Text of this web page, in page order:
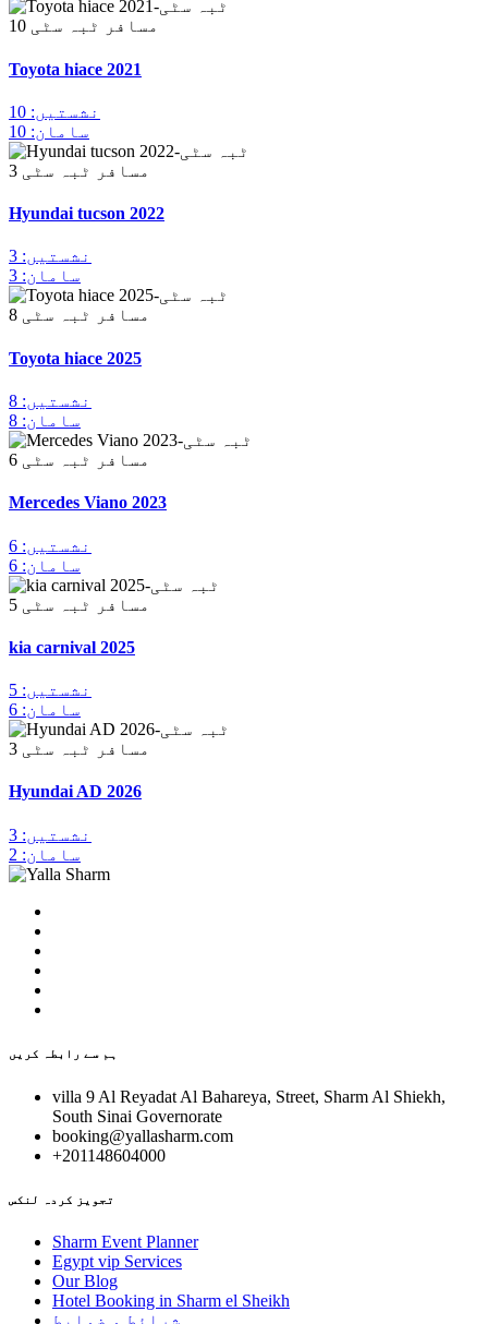
10 مسافر ٹبہ سٹی
Toyota hiace 2021
نشستیں: 10
سامان: 10
3 مسافر ٹبہ سٹی
Hyundai tucson 2022
نشستیں: 3
سامان: 3
8 مسافر ٹبہ سٹی
Toyota hiace 2025
نشستیں: 8
سامان: 8
6 مسافر ٹبہ سٹی
Mercedes Viano 2023
نشستیں: 6
سامان: 6
5 مسافر ٹبہ سٹی
kia carnival 2025
نشستیں: 5
سامان: 6
3 مسافر ٹبہ سٹی
Hyundai AD 2026
نشستیں: 3
سامان: 2
ہم سے رابطہ کریں
villa 9 Al Reyadat Al Bahareya, Street, Sharm Al Shiekh,
South Sinai Governorate
booking@yallasharm.com
+201148604000
تجویز کردہ لنکس
Sharm Event Planner
Egypt vip Services
Our Blog
Hotel Booking in Sharm el Sheikh